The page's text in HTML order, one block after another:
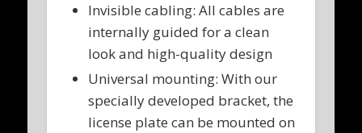
Invisible cabling: All cables are
internally guided for a clean
look and high-quality design
Universal mounting: With our
specially developed bracket, the
license plate can be mounted on